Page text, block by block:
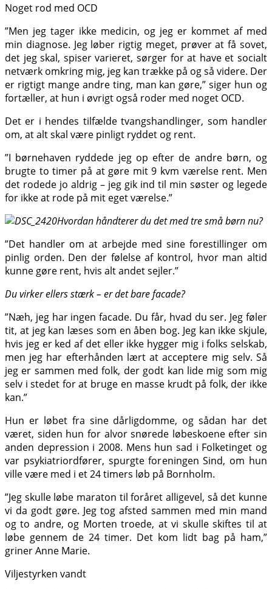
Noget rod med OCD
”Men jeg tager ikke medicin, og jeg er kommet af med
min diagnose. Jeg løber rigtig meget, prøver at få sovet,
det jeg skal, spiser varieret, sørger for at have et socialt
netværk omkring mig, jeg kan trække på og så videre. Der
er rigtigt mange andre ting, man kan gøre,” siger hun og
fortæller, at hun i øvrigt også roder med noget OCD.
Det er i hendes tilfælde tvangshandlinger, som handler
om, at alt skal være pinligt ryddet og rent.
”I børnehaven ryddede jeg op efter de andre børn, og
brugte to timer på at gøre mit 9 kvm værelse rent. Men
det rodede jo aldrig – jeg gik ind til min søster og legede
for ikke at rode på mit eget værelse.”
Hvordan håndterer du det med tre små børn nu?
”Det handler om at arbejde med sine forestillinger om
pinlig orden. Den der følelse af kontrol, hvor man altid
kunne gøre rent, hvis alt andet sejler.”
Du virker ellers stærk – er det bare facade?
”Næh, jeg har ingen facade. Du får, hvad du ser. Jeg føler
tit, at jeg kan læses som en åben bog. Jeg kan ikke skjule,
hvis jeg er ked af det eller ikke hygger mig i folks selskab,
men jeg har efterhånden lært at acceptere mig selv. Så
jeg er sammen med folk, der godt kan lide mig som mig
selv i stedet for at bruge en masse krudt på folk, der ikke
kan.”
Hun er løbet fra sine dårligdomme, og sådan har det
været, siden hun for alvor snørede løbeskoene efter sin
anden depression i 2008. Mens hun sad i Folketinget og
var psykiatriordfører, spurgte foreningen Sind, om hun
ville være med i et 24 timers løb på Bornholm.
”Jeg skulle løbe maraton til foråret alligevel, så det kunne
vi da godt gøre. Jeg tog afsted sammen med min mand
og to andre, og Morten troede, at vi skulle skiftes til at
løbe gennem de 24 timer. Det kom lidt bag på ham,”
griner Anne Marie.
Viljestyrken vandt